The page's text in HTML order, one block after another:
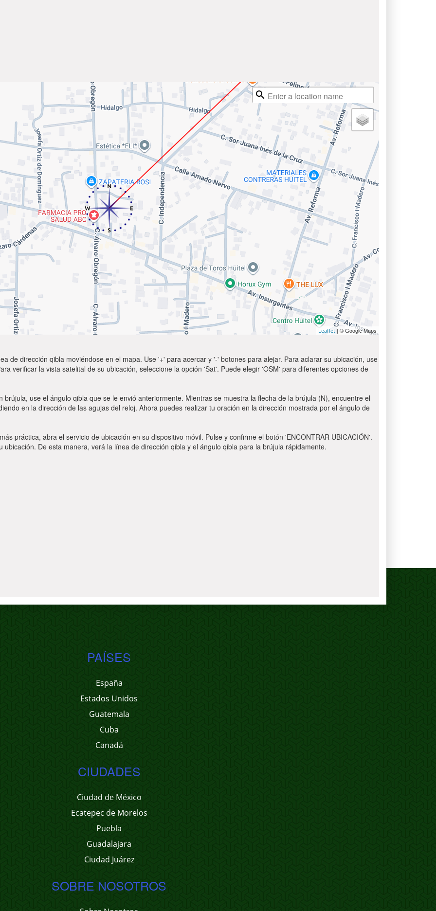
Leaflet | © Google Maps
de dirección qibla moviéndose en el mapa. Use '+' para acercar y '-' botones para alejar. Para aclarar su ubicación, use
verificar la vista satelital de su ubicación, seleccione la opción 'Sat'. Puede elegir 'OSM' para diferentes opciones de
brújula, use el ángulo qibla que se le envió anteriormente. Mientras se muestra la flecha de la brújula (N), encuentre el
en la dirección de las agujas del reloj. Ahora puedes realizar tu oración en la dirección mostrada por el ángulo de
práctica, abra el servicio de ubicación en su dispositivo móvil. Pulse y confirme el botón 'ENCONTRAR UBICACIÓN'.
De esta manera, verá la línea de dirección qibla y el ángulo qibla para la brújula rápidamente.
PAÍSES
España
Estados Unidos
Guatemala
Cuba
Canadá
CIUDADES
Ciudad de México
Ecatepec de Morelos
Puebla
Guadalajara
Ciudad Juárez
SOBRE NOSOTROS